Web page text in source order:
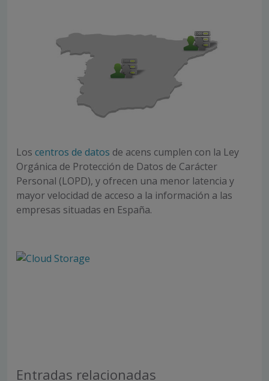
Los centros de datos de acens cumplen con la Ley
Orgánica de Protección de Datos de Carácter
Personal (LOPD), y ofrecen una menor latencia y
mayor velocidad de acceso a la información a las
empresas situadas en España.
Entradas relacionadas